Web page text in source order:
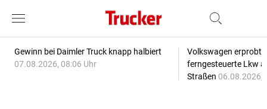
Gewinn bei Daimler Truck knapp halbiert
07.08.2026, 08:06 Uhr
Volkswagen erprobt
ferngesteuerte Lkw
Straßen 06.08.2026,